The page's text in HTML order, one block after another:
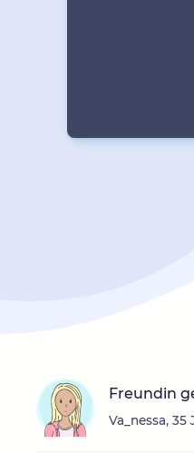
Freundin
Va_nessa,